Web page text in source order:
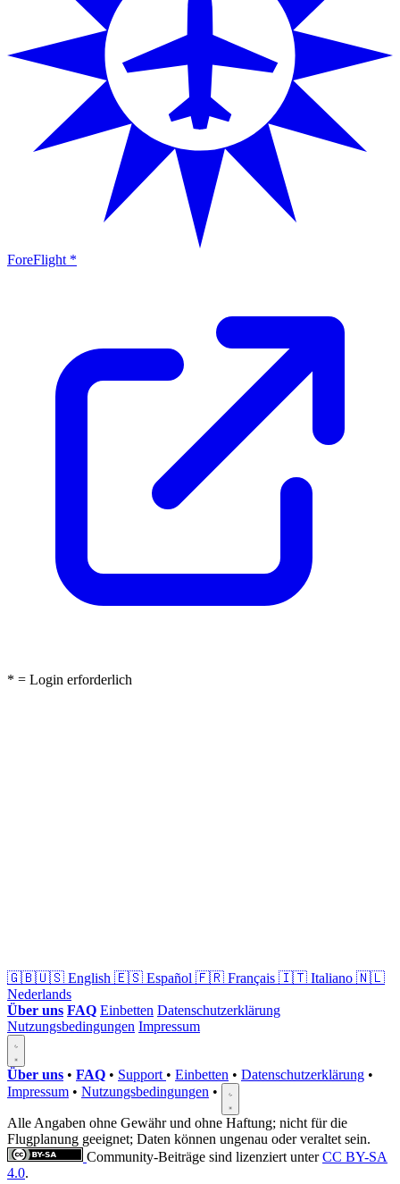
ForeFlight *
* = Login erforderlich
🇬🇧🇺🇸 English 🇪🇸 Español 🇫🇷 Français 🇮🇹 Italiano 🇳🇱
Nederlands
Über uns FAQ Einbetten Datenschutzerklärung
Nutzungsbedingungen Impressum
Über uns • FAQ • Support • Einbetten • Datenschutzerklärung •
Impressum • Nutzungsbedingungen •
Alle Angaben ohne Gewähr und ohne Haftung; nicht für die
Flugplanung geeignet; Daten können ungenau oder veraltet sein.
Community-Beiträge sind lizenziert unterCC BY-SA
4.0.